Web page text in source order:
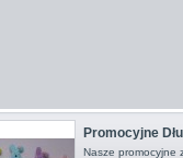
Promocyjne
Nasze promocyjne